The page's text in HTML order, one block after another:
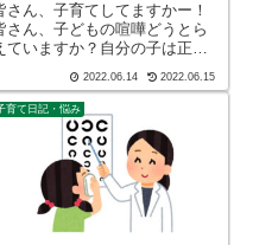
さん、子育てしてますかー！
さん、子どもの喧嘩どうとら
ていますか？自分の子は正し
っていませんか？こんばん
、迷答座布団ブログの運営を
している ざぶ
(@meitou_zabuton)です。わたし
は40代でひと...
2022.06.14 2022.06.15
育て日記・悩み